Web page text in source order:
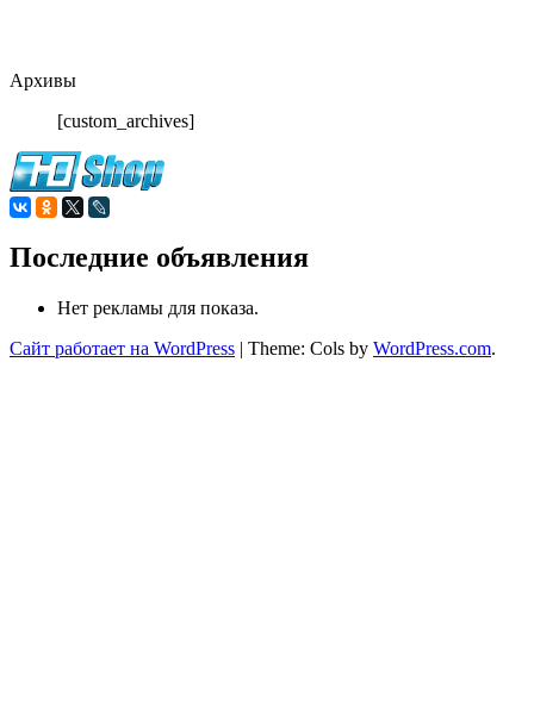
Архивы
[custom_archives]
Последние объявления
Нет рекламы для показа.
Сайт работает на WordPress | Theme: Cols by WordPress.com.